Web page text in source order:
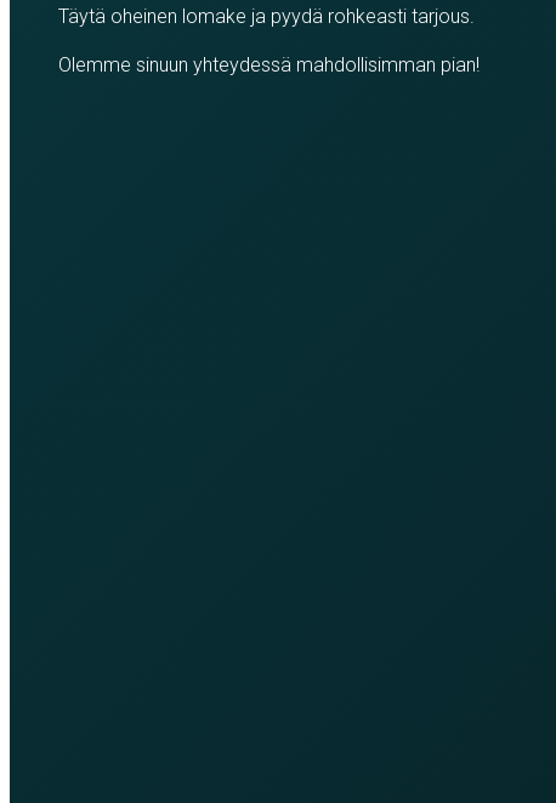
Täytä oheinen lomake ja pyydä rohkeasti tarjous.
Olemme sinuun yhteydessä mahdollisimman pian!